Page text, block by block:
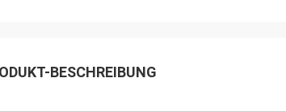
BESCHREIBUNG